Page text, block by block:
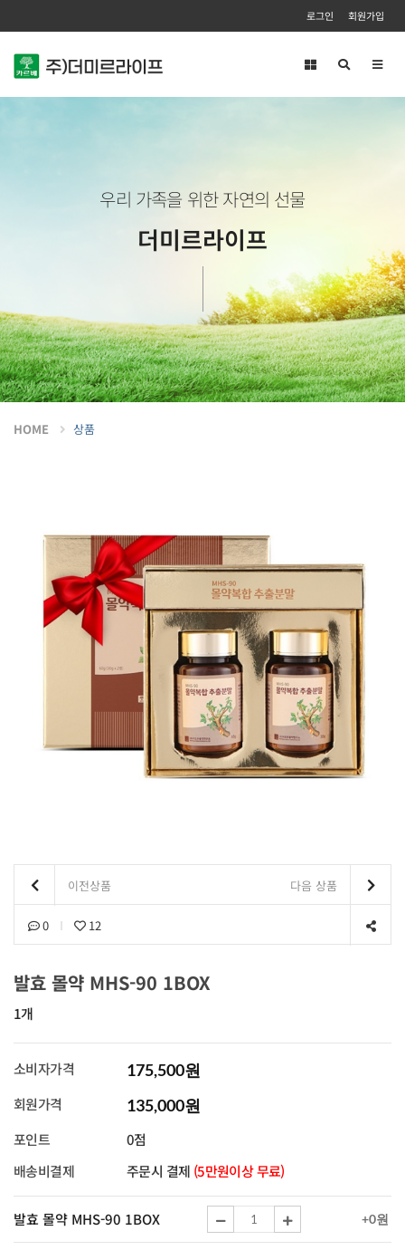
로그인 회원가입
우리 가족을 위한 자연의 선물
더미르라이프
HOME 상품
이전상품 다음 상품
0 12
발효 몰약 MHS-90 1BOX
1개
소비자가격 175,500원
회원가격 135,000원
포인트
0점
배송비결제
주문시 결제 (5만원이상 무료)
발효 몰약 MHS-90 1BOX +0원